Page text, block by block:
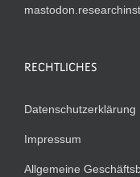
RECHTLICHES
Datenschutzerklärung
Impressum
Allgemeine